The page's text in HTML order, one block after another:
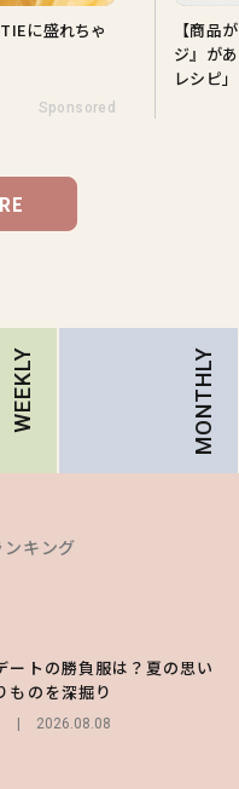
に盛れちゃ
Sponsored
【商品
ジ』が
レシピ」
WEEKLY MONTHLY
ンキング
ートの勝負服は？夏の思い
ものを深掘り
2026.08.08
ンキング
イクはプレイフルに！ドキ
“うるみ目”のつくり方
ンキング
ねるとロマンティックトラ
秋の新作コーデ4選
2026.07.10